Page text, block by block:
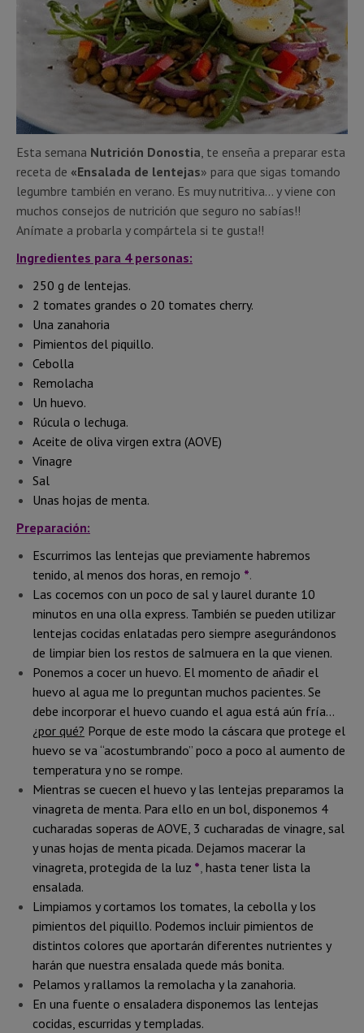
Esta semana Nutrición Donostia , te enseña a preparar esta
receta de «Ensalada de lentejas» para que sigas tomando
legumbre también en verano. Es muy nutritiva… y viene con
muchos consejos de nutrición que seguro no sabías!!
Anímate a probarla y compártela si te gusta!!
Ingredientes para 4 personas:
250 g de lentejas.
2 tomates grandes o 20 tomates cherry.
Una zanahoria
Pimientos del piquillo.
Cebolla
Remolacha
Un huevo.
Rúcula o lechuga.
Aceite de oliva virgen extra (AOVE)
Vinagre
Sal
Unas hojas de menta.
Preparación:
Escurrimos las lentejas que previamente habremos
tenido, al menos dos horas, en remojo *.
Las cocemos con un poco de sal y laurel durante 10
minutos en una olla express. También se pueden utilizar
lentejas cocidas enlatadas pero siempre asegurándonos
de limpiar bien los restos de salmuera en la que vienen.
Ponemos a cocer un huevo. El momento de añadir el
huevo al agua me lo preguntan muchos pacientes. Se
debe incorporar el huevo cuando el agua está aún fría…
¿por qué? Porque de este modo la cáscara que protege el
huevo se va “acostumbrando” poco a poco al aumento de
temperatura y no se rompe.
Mientras se cuecen el huevo y las lentejas preparamos la
vinagreta de menta. Para ello en un bol, disponemos 4
cucharadas soperas de AOVE, 3 cucharadas de vinagre, sal
y unas hojas de menta picada. Dejamos macerar la
vinagreta, protegida de la luz * hasta tener lista la
ensalada.
Limpiamos y cortamos los tomates, la cebolla y los
pimientos del piquillo. Podemos incluir pimientos de
distintos colores que aportarán diferentes nutrientes y
harán que nuestra ensalada quede más bonita.
Pelamos y rallamos la remolacha y la zanahoria.
En una fuente o ensaladera disponemos las lentejas
cocidas, escurridas y templadas.